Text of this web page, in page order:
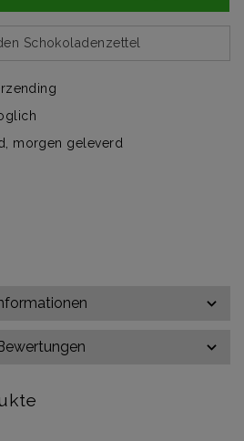
Schokoladenzettel
morgen geleverd